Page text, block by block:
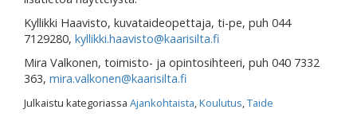
Kyllikki Haavisto, kuvataideopettaja, ti-pe, puh 044
7129280, kyllikki.haavisto@kaarisilta.fi
Mira Valkonen, toimisto- ja opintosihteeri, puh 040 7332
363, mira.valkonen@kaarisilta.fi
Julkaistu kategoriassa Ajankohtaista Koulutus Taide